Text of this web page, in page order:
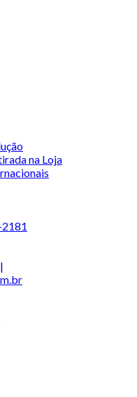
na Loja